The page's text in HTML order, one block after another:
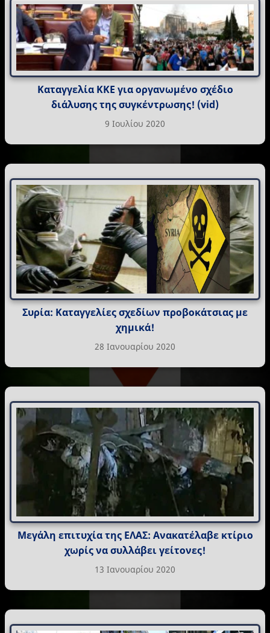
Καταγγελία ΚΚΕ για οργανωμένο σχέδιο
διάλυσης της συγκέντρωσης! (vid)
9 Ιουλίου 2020
Συρία: Καταγγελίες σχεδίων προβοκάτσιας με
χημικά!
28 Ιανουαρίου 2020
Μεγάλη επιτυχία της ΕΛΑΣ: Ανακατέλαβε κτίριο
χωρίς να συλλάβει γείτονες!
13 Ιανουαρίου 2020